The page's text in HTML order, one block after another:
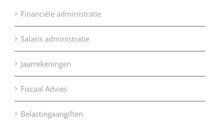
Financiële administratie
Salaris administratie
Jaarrekeningen
Fiscaal Advies
Belastingaangiften